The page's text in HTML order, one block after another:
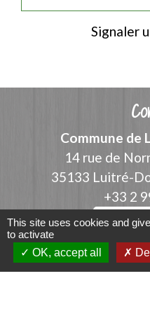
Signaler
Commune de
14 rue de
35133 Luitré-
+33 2
Contact
This site uses cookies and
to activate
OK, accept all